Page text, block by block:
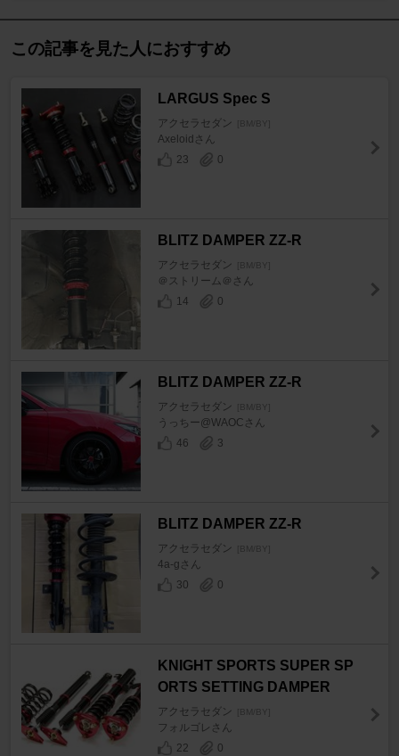
この記事を見た人におすすめ
LARGUS Spec S
アクセラセダン [BM/BY]
Axeloidさん
23
0
BLITZ DAMPER ZZ-R
アクセラセダン [BM/BY]
＠ストリーム＠さん
14
0
BLITZ DAMPER ZZ-R
アクセラセダン [BM/BY]
うっちー@WAOCさん
46
3
BLITZ DAMPER ZZ-R
アクセラセダン [BM/BY]
4a-gさん
30
0
KNIGHT SPORTS SUPER SP
ORTS SETTING DAMPER
アクセラセダン [BM/BY]
フォルゴレさん
22
0